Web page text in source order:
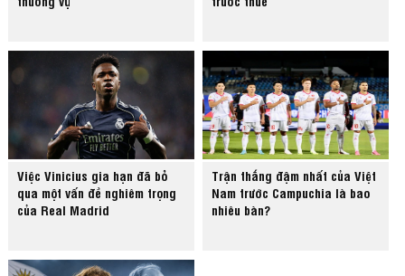
Việc Vinicius gia hạn đã bỏ
qua một vấn đề nghiêm trọng
của Real Madrid
Trận thắng đậm nhất của Việt
Nam trước Campuchia là bao
nhiêu bàn?